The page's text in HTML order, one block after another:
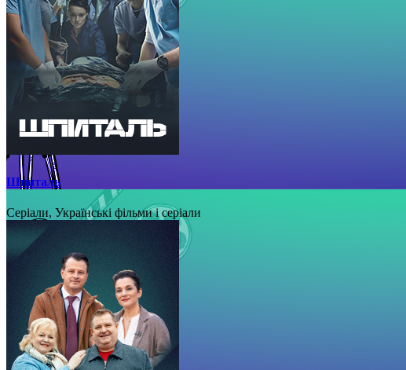
Шпиталь
Серіали, Українські фільми і серіали